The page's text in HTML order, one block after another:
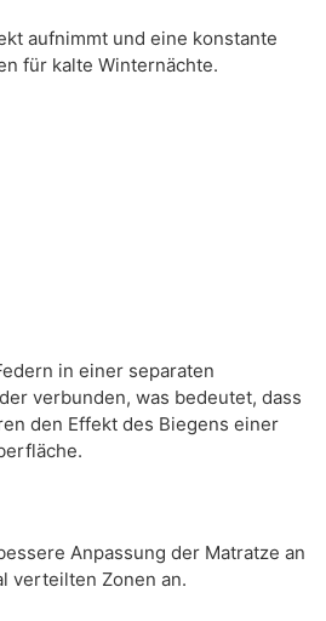
aufnimmt und eine konstante
für kalte Winternächte.
in einer separaten
verbunden, was bedeutet, dass
den Effekt des Biegens einer
Anpassung der Matratze an
verteilten Zonen an.